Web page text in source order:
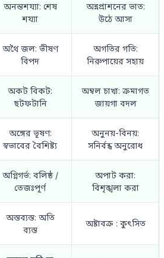
অনন্তশয্যা: শেষ
শয্যা
অন্নপ্রাশনের ভাত:
উঠে আসা
অথৈ জল: ভীষণ
বিপদ
অগতির গতি:
নিরুপায়ের সহায়
অকট বিকট:
ছটফটানি
অম্বল চাখা: ক্রমাগত
জায়গা বদল
অঙ্গের ভূষণ:
স্বভাবের বৈশিষ্ট্য
অনুনয়-বিনয়:
সনির্বন্ধ অনুরোধ
অগ্নিগর্ভ: বলিষ্ঠ /
তেজঃপূর্ণ
অপাট করা:
বিশৃঙ্খলা করা
অস্তব্যস্ত: অতি
ব্যস্ত
অষ্টাবক্র : কুৎসিত